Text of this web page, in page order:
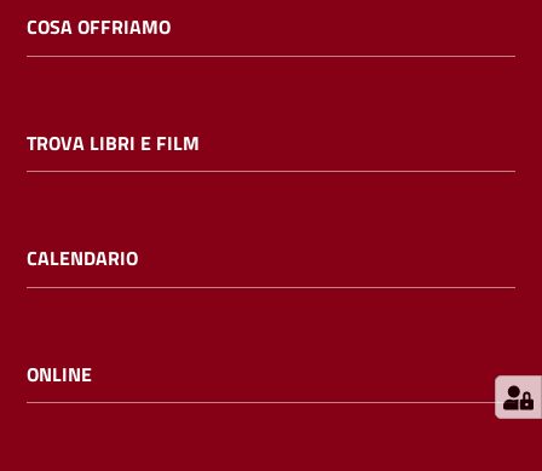
i
COSA OFFRIAMO
TROVA LIBRI E FILM
CALENDARIO
ONLINE